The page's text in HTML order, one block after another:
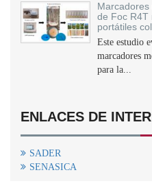
de Foc R4T
portátiles
Este estudio
marcadores
para la...
ENLACES DE
SADER
SENASICA